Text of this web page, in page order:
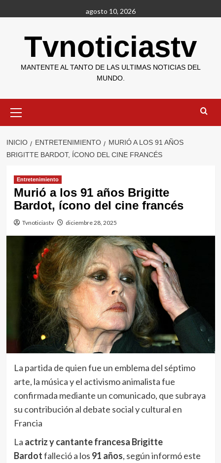
al
agosto 10, 2026
Tvnoticiastv
MANTENTE AL TANTO DE LAS ULTIMAS NOTICIAS DEL
MUNDO.
primario
INICIO ENTRETENIMIENTO
MURIÓ A LOS 91 AÑOS
BRIGITTE BARDOT, ÍCONO DEL CINE FRANCÉS
Entretenimiento
Murió a los 91 años Brigitte
Bardot, ícono del cine francés
Tvnoticiastv diciembre 28, 2025
La partida de quien fue un emblema del séptimo
arte, la música y el activismo animalista fue
confirmada mediante un comunicado, que subraya
su contribución al debate social y cultural en
Francia
La actriz y cantante francesa Brigitte
Bardotfalleció a los 91 años, según informó este